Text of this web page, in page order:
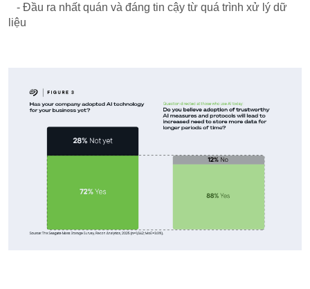
- Đầu ra nhất quán và đáng tin cậy từ quá trình xử lý dữ
liệu